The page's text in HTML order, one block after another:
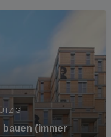
bauen (immer